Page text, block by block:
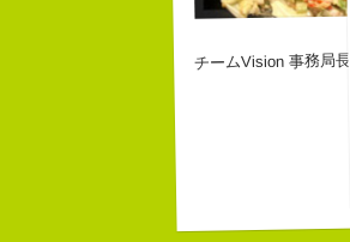
チームVision 事務局長